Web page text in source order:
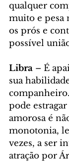
qualquer
muito e pesa
os prós e
possível
Libra – É
sua
pode
amorosa é
monotonia,
vezes, a ser
atração por